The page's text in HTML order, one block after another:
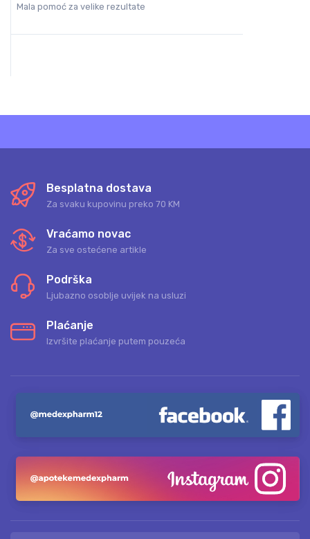
Mala pomoć za velike rezultate
Besplatna dostava
Za svaku kupovinu preko 70 KM
Vraćamo novac
Za sve ostećene artikle
Podrška
Ljubazno osoblje uvijek na usluzi
Plaćanje
Izvršite plaćanje putem pouzeća